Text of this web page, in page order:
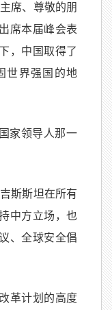
席、尊敬的朋
席本届峰会表
，中国取得了
世界强国的地
家领导人那一
斯斯坦在所有
中方立场，也
、全球安全倡
革计划的高度